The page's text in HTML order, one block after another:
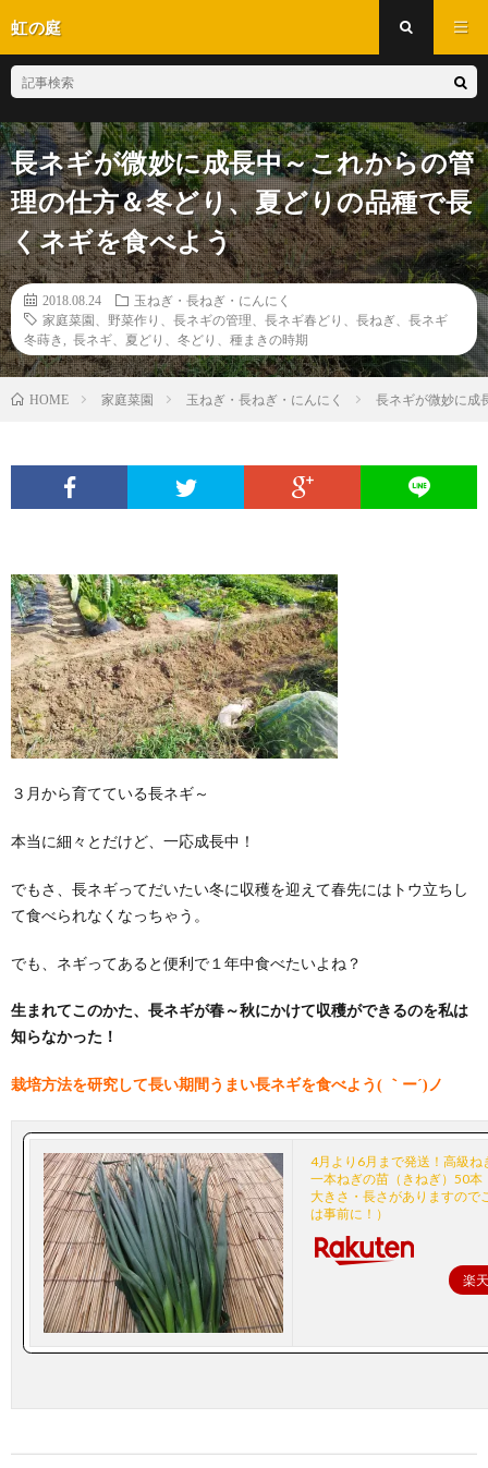
虹の庭
長ネギが微妙に成長中～これからの管
理の仕方＆冬どり、夏どりの品種で長
くネギを食べよう
2018.08.24
玉ねぎ・長ねぎ・にんにく
家庭菜園、野菜作り、長ネギの管理、長ネギ春どり、長ねぎ、長ネギ
冬蒔き
長ネギ、夏どり、冬どり、種まきの時期
HOME 家庭菜園 玉ねぎ・長ねぎ・にんにく 長ネギが微妙に成
３月から育てている長ネギ～
本当に細々とだけど、一応成長中！
でもさ、長ネギってだいたい冬に収穫を迎えて春先にはトウ立ちし
て食べられなくなっちゃう。
でも、ネギってあると便利で１年中食べたいよね？
生まれてこのかた、長ネギが春～秋にかけて収穫ができるのを私は
知らなかった！
栽培方法を研究して長い期間うまい長ネギを食べよう( ｀ー´)ノ
4月より6月まで発送！高級
一本ねぎの苗（きねぎ）50本
大きさ・長さがありますので
は事前に！）
楽